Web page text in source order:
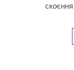
скоєння